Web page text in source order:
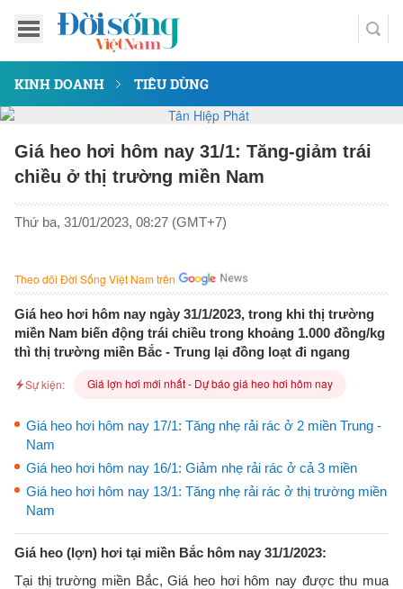
KINH DOANH TIÊU DÙNG
Giá heo hơi hôm nay 31/1: Tăng-giảm trái
chiều ở thị trường miền Nam
Thứ ba, 31/01/2023, 08:27 (GMT+7)
Theo dõi Đời Sống Việt Nam trên
Giá heo hơi hôm nay ngày 31/1/2023, trong khi thị trường
miền Nam biến động trái chiều trong khoảng 1.000 đồng/kg
thì thị trường miền Bắc - Trung lại đồng loạt đi ngang
Sự kiện: Giá lợn hơi mới nhất - Dự báo giá heo hơi hôm nay
Giá heo hơi hôm nay 17/1: Tăng nhẹ rải rác ở 2 miền Trung -
Nam
Giá heo hơi hôm nay 16/1: Giảm nhẹ rải rác ở cả 3 miền
Giá heo hơi hôm nay 13/1: Tăng nhẹ rải rác ở thị trường miền
Nam
Giá heo (lợn) hơi tại miền Bắc hôm nay 31/1/2023:
Tại thị trường miền Bắc, Giá heo hơi hôm nay được thu mua